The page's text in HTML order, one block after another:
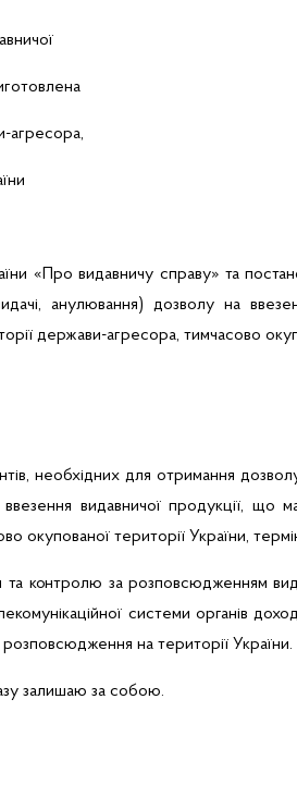
агресора,
«Про видавничу справу» та
анулювання) дозволу на
держави-агресора, тимчасово
необхідних для отримання дозволу,
видавничої продукції, що
окупованої території України,
та контролю за розповсюдженням
системи органів
на території України.
залишаю за собою.